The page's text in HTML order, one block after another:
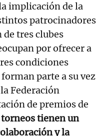
implicación de la
patrocinadores
tres clubes
por ofrecer a
condiciones
parte a su vez
Federación
de premios de
tienen un
y la